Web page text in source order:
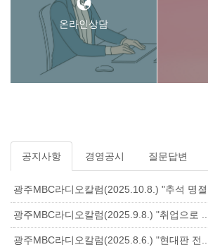
온라인상담
공지사항 경영공시 질문답변
광주MBC라디오칼럼(2025.10.8.) "추석 명졀..
광주MBC라디오칼럼(2025.9.8.) "취업으로 ..
광주MBC라디오칼럼(2025.8.6.) "현대판 전..